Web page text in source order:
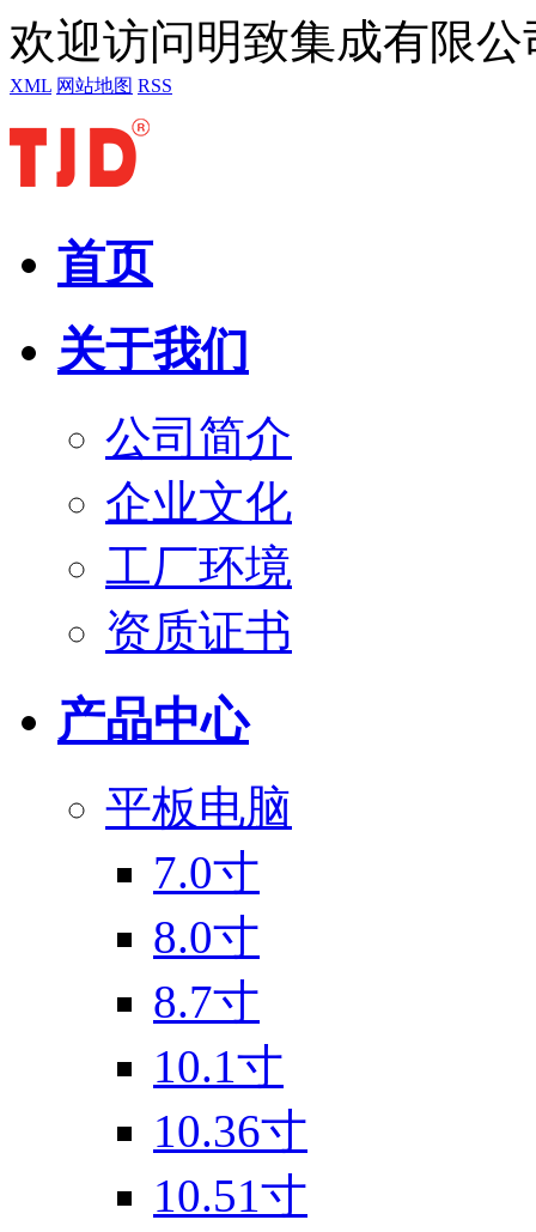
欢迎访问明致集成有限公
XML 网站地图 RSS
首页
关于我们
公司简介
企业文化
工厂环境
资质证书
产品中心
平板电脑
7.0寸
8.0寸
8.7寸
10.1寸
10.36寸
10.51寸